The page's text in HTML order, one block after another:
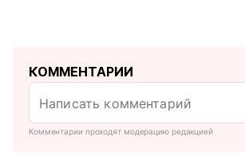
КОММЕНТАРИИ
Комментарии проходят модерацию редакцией